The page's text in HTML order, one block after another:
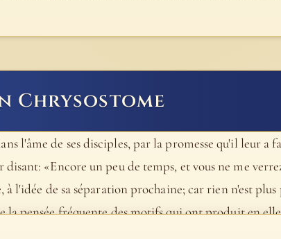
Chrysostome
l'âme de ses disciples, par la promesse qu'il leur a
disant: «Encore un peu de temps, et vous ne me
à l'idée de sa séparation prochaine; car rien n'est
pensée fréquente des motifs qui ont produit en
d'Aquin